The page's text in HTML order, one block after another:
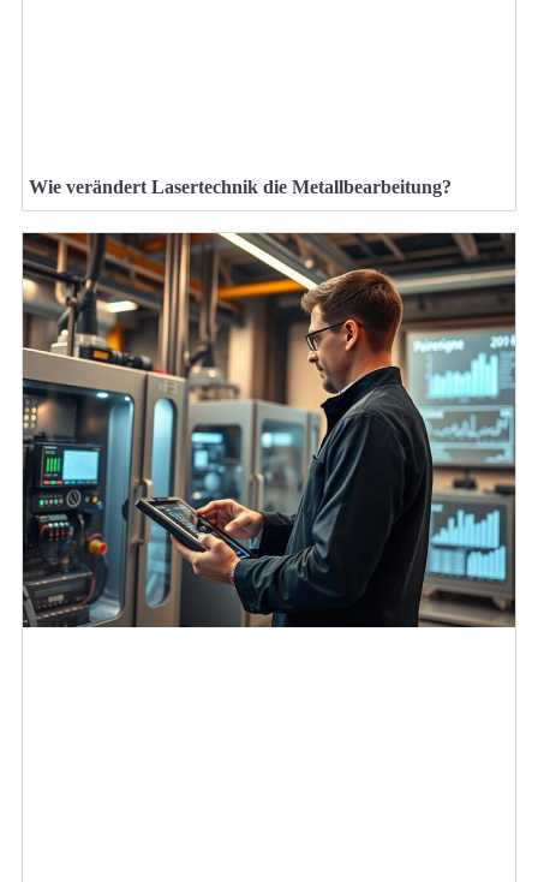
Wie verändert Lasertechnik die Metallbearbeitung?